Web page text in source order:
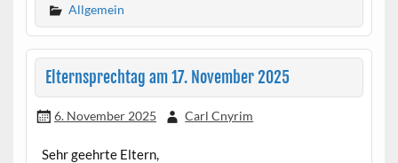
Allgemein
Elternsprechtag am 17. November 2025
6. November 2025 Carl Cnyrim
Sehr geehrte Eltern,